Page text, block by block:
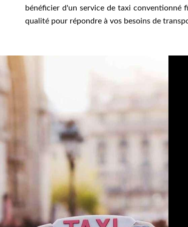
bénéficier d'un service de taxi conventionné
qualité pour répondre à vos besoins de